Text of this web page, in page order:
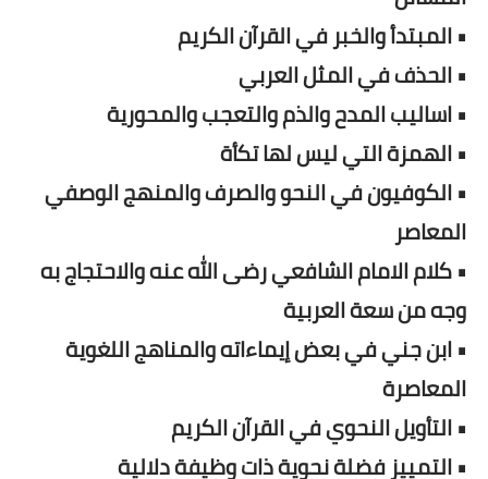
• المبتدأ والخبر في القرآن الكريم
• الحذف في المثل العربي
• اساليب المدح والذم والتعجب والمحورية
• الهمزة التي ليس لها تكأة
• الكوفيون في النحو والصرف والمنهج الوصفي
المعاصر
• كلام الامام الشافعي رضى الله عنه والاحتجاج به
وجه من سعة العربية
• ابن جني في بعض إيماءاته والمناهج اللغوية
المعاصرة
• التأويل النحوي في القرآن الكريم
• التمييز فضلة نحوية ذات وظيفة دلالية